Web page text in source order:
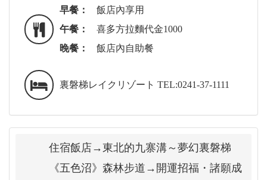
早餐：
飯店內享用
午餐：
喜多方拉麵代金1000
晚餐：
飯店內自助餐
裏磐梯レイクリゾート TEL:0241-37-1111
住宿飯店→東北的九寨溝～夢幻裏磐梯
《五色沼》森林步道→開運招福・諸願成